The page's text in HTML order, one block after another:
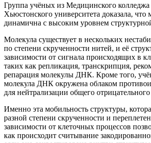
Группа учёных из Медицинского колледжа
Хьюстонского университета доказала,
динамична с высоким уровнем
Молекула существует в нескольких
по степени скрученности нитей, и её
зависимости от сигнала происходящих в
таких как репликация, транскрипция,
репарация молекулы ДНК. Кроме того,
молекула ДНК окружена облаком
для нейтрализации общего отрицательного
Именно эта мобильность структуры,
разной степени скрученности и
зависимости от клеточных процессов
как происходит считывание